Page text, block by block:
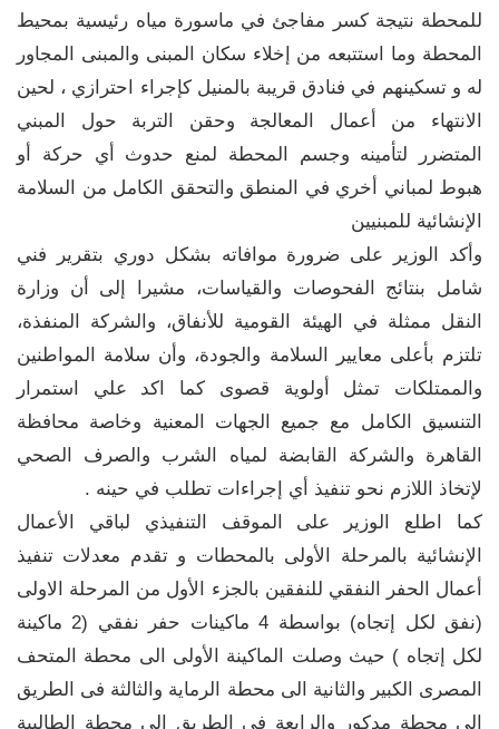
للمحطة نتيجة كسر مفاجئ في ماسورة مياه رئيسية بمحيط
المحطة وما استتبعه من إخلاء سكان المبنى والمبنى المجاور
له و تسكينهم في فنادق قريبة بالمنيل كإجراء احترازي ، لحين
الانتهاء من أعمال المعالجة وحقن التربة حول المبني
المتضرر لتأمينه وجسم المحطة لمنع حدوث أي حركة أو
هبوط لمباني أخري في المنطق والتحقق الكامل من السلامة
الإنشائية للمبنيين
وأكد الوزير على ضرورة موافاته بشكل دوري بتقرير فني
شامل بنتائج الفحوصات والقياسات، مشيرا إلى أن وزارة
النقل ممثلة في الهيئة القومية للأنفاق، والشركة المنفذة،
تلتزم بأعلى معايير السلامة والجودة، وأن سلامة المواطنين
والممتلكات تمثل أولوية قصوى كما اكد علي استمرار
التنسيق الكامل مع جميع الجهات المعنية وخاصة محافظة
القاهرة والشركة القابضة لمياه الشرب والصرف الصحي
لإتخاذ اللازم نحو تنفيذ أي إجراءات تطلب في حينه .
كما اطلع الوزير على الموقف التنفيذي لباقي الأعمال
الإنشائية بالمرحلة الأولى بالمحطات و تقدم معدلات تنفيذ
أعمال الحفر النفقي للنفقين بالجزء الأول من المرحلة الاولى
(نفق لكل إتجاه) بواسطة 4 ماكينات حفر نفقي (2 ماكينة
لكل إتجاه ) حيث وصلت الماكينة الأولى الى محطة المتحف
المصرى الكبير والثانية الى محطة الرماية والثالثة فى الطريق
الى محطة مدكور والرابعة فى الطريق الى محطة الطالبية